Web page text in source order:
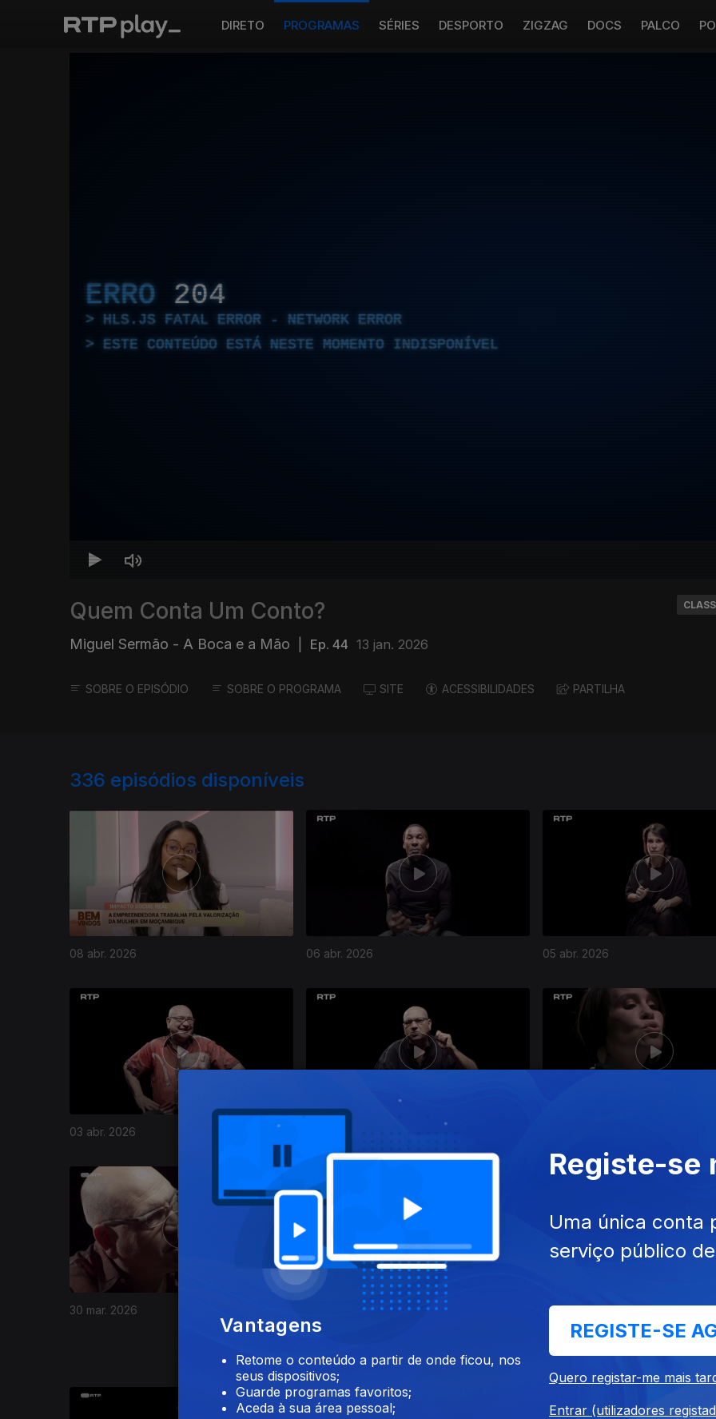
DIRETO PROGRAMAS SÉRIES DESPORTO ZIGZAG DOCS PALCO
ERRO 204
HLS.JS FATAL ERROR - NETWORK ERROR
ESTE CONTEÚDO ESTÁ NESTE MOMENTO INDISPONÍVEL
Quem Conta Um Conto?
Miguel Sermão - A Boca e a Mão Ep. 44 13 jan. 2026
SOBRE O EPISÓDIO SOBRE O PROGRAMA SITE ACESSIBILIDADES PARTILHA
336 episódios disponíveis
08 abr. 2026 06 abr. 2026 05 abr. 2026
03 abr. 2026
30 mar. 2026 14 fev. 2026
Olinda Beja - Chá do Príncipe
Ep. 23 13 fev. 2026
Olinda Beja - A Velha e a
908349
Vantagens
Retome o conteúdo a partir de onde ficou, nos
seus dispositivos;
Guarde programas favoritos;
Aceda à sua área pessoal;
Registe-se
Uma única conta
serviço público
REGISTE-SE
Quero registar-me mais
Entrar (utilizadores